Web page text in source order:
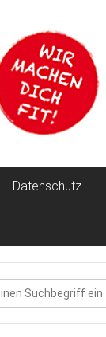
Datenschutz